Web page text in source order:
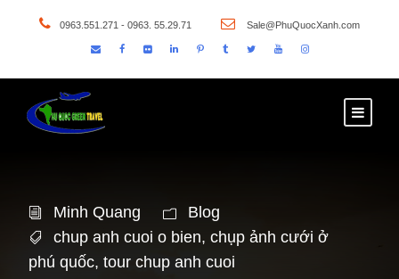
0963.551.271 - 0963. 55.29.71 Sale@PhuQuocXanh.com
Minh Quang
Blog
chup anh cuoi o bien, chụp ảnh cưới ở
phú quốc, tour chup anh cuoi